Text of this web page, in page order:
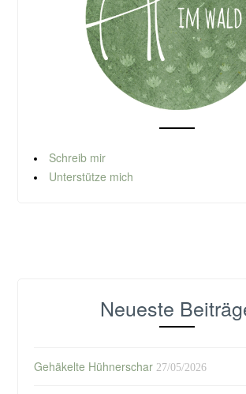
Schreib mir
Unterstütze mich
Neueste
Gehäkelte Hühnerschar 27/05/2026